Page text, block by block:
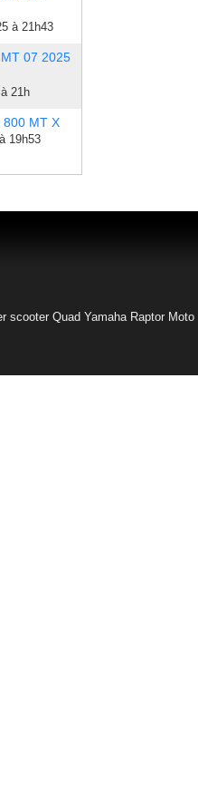
à 21h43
07 2025
21h
800 MT X
19h53
scooter Quad Yamaha Raptor